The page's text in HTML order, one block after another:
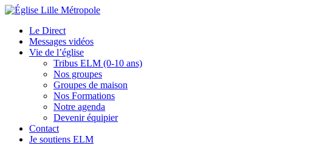
Le Direct
Messages vidéos
Vie de l’église
Tribus ELM (0-10 ans)
Nos groupes
Groupes de maison
Nos Formations
Notre agenda
Devenir équipier
Contact
Je soutiens ELM